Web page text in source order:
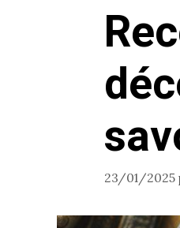
23/01/2025